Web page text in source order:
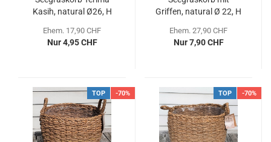
Kasih, natural Ø26, H
Ehem. 17,90 CHF
Nur 4,95 CHF
Griffen, natural Ø 22, H
Ehem. 27,90 CHF
Nur 7,90 CHF
TOP -70% TOP -70%